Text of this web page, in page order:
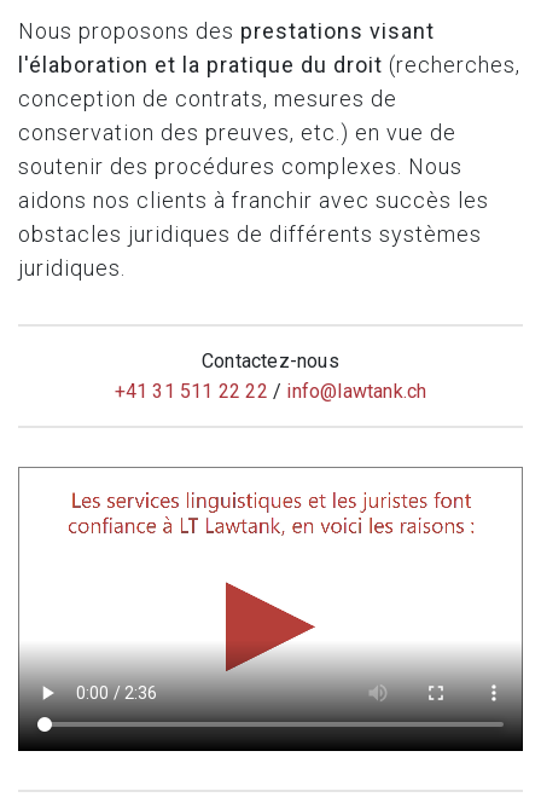
Nous proposons des prestations visant
l'élaboration et la pratique du droit (recherches,
conception de contrats, mesures de
conservation des preuves, etc.) en vue de
soutenir des procédures complexes. Nous
aidons nos clients à franchir avec succès les
obstacles juridiques de différents systèmes
juridiques.
Contactez-nous
+41 31 511 22 22 / info@lawtank.ch